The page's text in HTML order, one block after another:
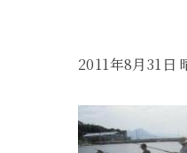
2011年8月31日